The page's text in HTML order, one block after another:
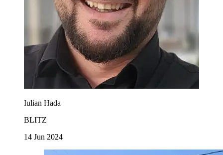
Iulian Hada
BLITZ
14 Jun 2024